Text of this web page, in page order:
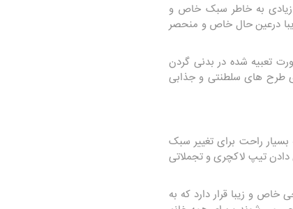
زیادی به خاطر سبک خاص و
زیبا درعین حال خاص و منحصر
تعبیه شده در بدنی گردن
طرح های سلطنتی و جذابی
راحت برای تغییر سبک
تیپ لاکچری و تجملاتی
خاص و زیبا قرار دارد که به